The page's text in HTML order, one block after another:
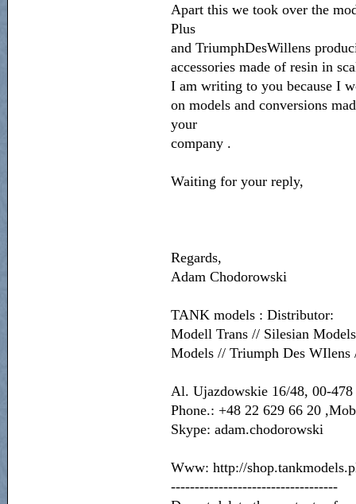
Apart this we took over the
Plus
and TriumphDesWillens
accessories made of resin in
I am writing to you because I
on models and conversions
your
company .
Waiting for your reply,
Regards,
Adam Chodorowski
TANK models : Distributor:
Modell Trans // Silesian
Models // Triumph Des
Al. Ujazdowskie 16/48, 00-478
Phone.: +48 22 629 66 20
Skype: adam.chodorowski
Www: http://
-----------------------------------